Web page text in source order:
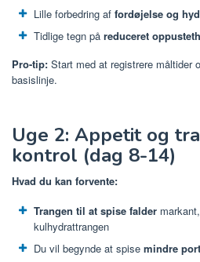
Lille forbedring af fordøjelse og
Tidlige tegn på reduceret
Pro-tip: Start med at registrere måltider
basislinje.
Uge 2: Appetit og
kontrol (dag 8-14)
Hvad du kan forvente:
Trangen til at spise falder
kulhydrattrangen
Du vil begynde at spise mindre